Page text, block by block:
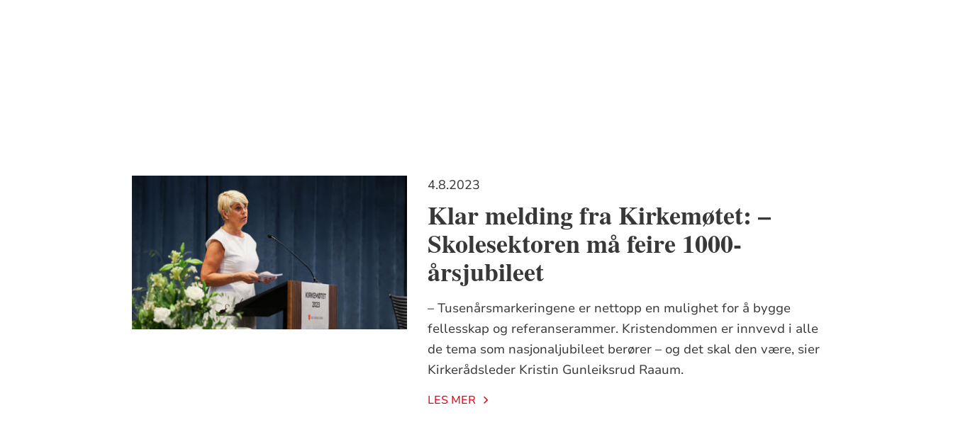
4.8.2023
Klar melding fra Kirkemøtet: –
Skolesektoren må feire 1000-
årsjubileet
– Tusenårsmarkeringene er nettopp en mulighet for å bygge
fellesskap og referanserammer. Kristendommen er innvevd i alle
de tema som nasjonaljubileet berører – og det skal den være, sier
Kirkerådsleder Kristin Gunleiksrud Raaum.
LES MER